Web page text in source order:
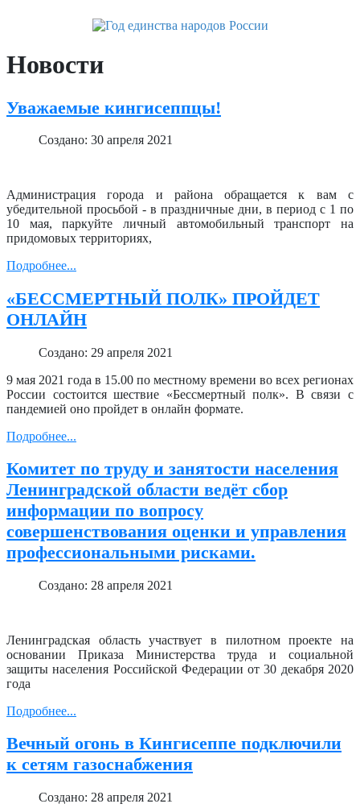
Новости
Уважаемые кингисеппцы!
Создано: 30 апреля 2021
Администрация города и района обращается к вам с
убедительной просьбой - в праздничные дни, в период с 1 по
10 мая, паркуйте личный автомобильный транспорт на
придомовых территориях,
Подробнее...
«БЕССМЕРТНЫЙ ПОЛК» ПРОЙДЕТ
ОНЛАЙН
Создано: 29 апреля 2021
9 мая 2021 года в 15.00 по местному времени во всех регионах
России состоится шествие «Бессмертный полк». В связи с
пандемией оно пройдет в онлайн формате.
Подробнее...
Комитет по труду и занятости населения
Ленинградской области ведёт сбор
информации по вопросу
совершенствования оценки и управления
профессиональными рисками.
Создано: 28 апреля 2021
Ленинградская область участвует в пилотном проекте на
основании Приказа Министерства труда и социальной
защиты населения Российской Федерации от 30 декабря 2020
года
Подробнее...
Вечный огонь в Кингисеппе подключили
к сетям газоснабжения
Создано: 28 апреля 2021